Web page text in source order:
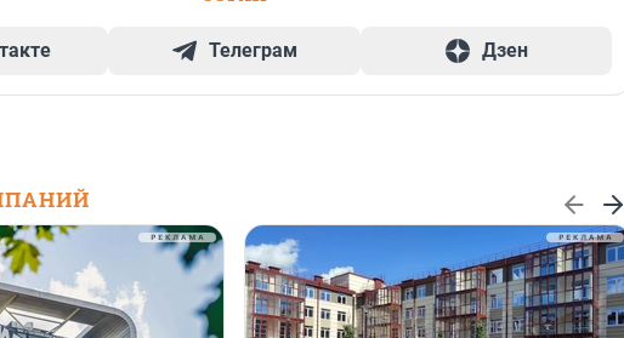
Телеграм Дзен